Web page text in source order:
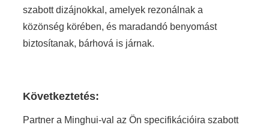
szabott dizájnokkal, amelyek rezonálnak a
közönség körében, és maradandó benyomást
biztosítanak, bárhová is járnak.
Következtetés:
Partner a Minghui-val az Ön specifikációira szabott